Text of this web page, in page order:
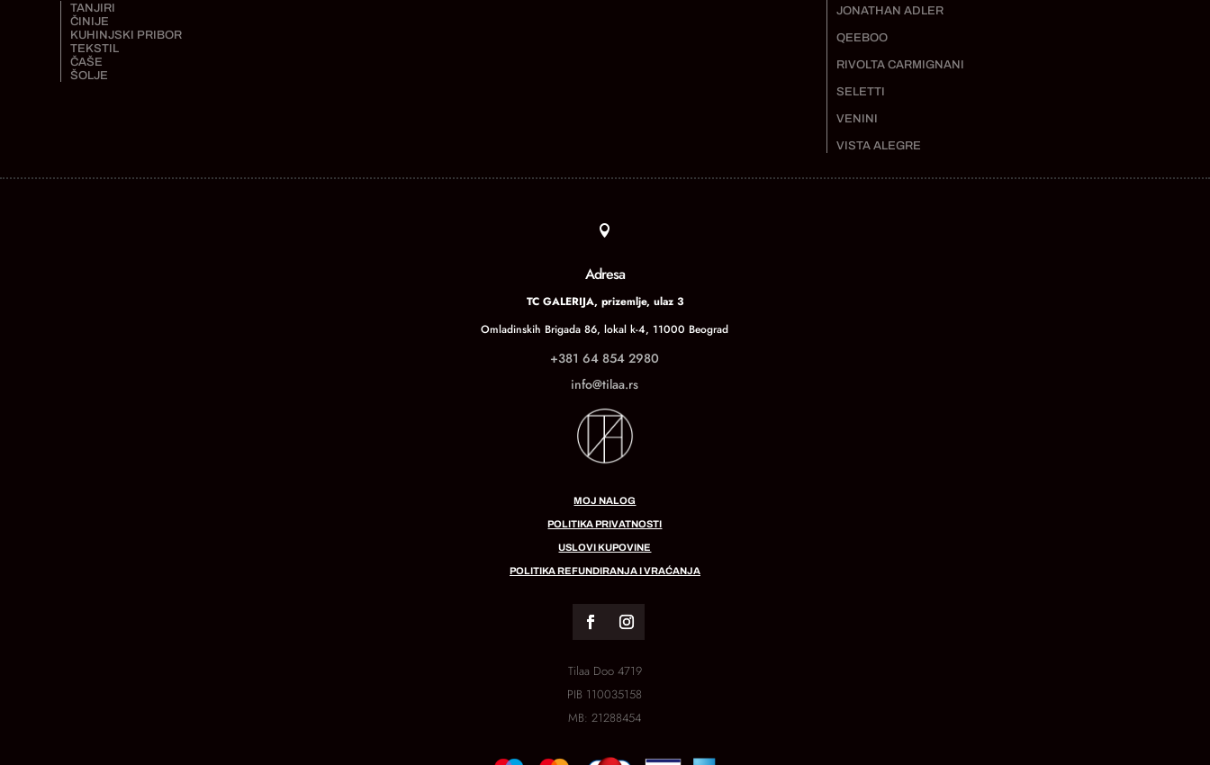
TANJIRI
ČINIJE
KUHINJSKI PRIBOR
TEKSTIL
ČAŠE
ŠOLJE
JONATHAN ADLER
QEEBOO
RIVOLTA CARMIGNANI
SELETTI
VENINI
VISTA ALEGRE

Adresa
TC GALERIJA, prizemlje, ulaz 3
Omladinskih Brigada 86, lokal k-4, 11000 Beograd
+381 64 854 2980
info@tilaa.rs
MOJ NALOG
POLITIKA PRIVATNOSTI
USLOVI KUPOVINE
POLITIKA REFUNDIRANJA I VRAĆANJA
Tilaa Doo 4719
PIB 110035158
MB:21288454